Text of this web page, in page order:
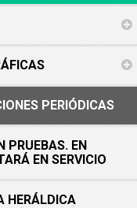
PERIÓDICAS
PRUEBAS. EN
EN SERVICIO
HERÁLDICA